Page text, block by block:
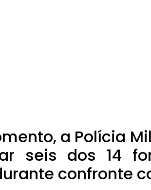
a Polícia
seis dos 14
confronte